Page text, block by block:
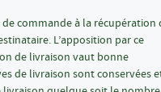
commande à la récupération
L’apposition par ce
de livraison vaut bonne
de livraison sont conservées